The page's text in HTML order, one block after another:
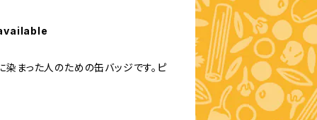
まった人のための缶バッジです。ピ